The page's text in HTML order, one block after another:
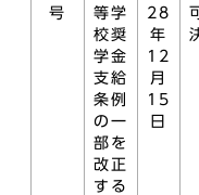
号
等学
校奨
学金
支給
条例
の一
部を
改正
する
28
年
12
月
15
日
可